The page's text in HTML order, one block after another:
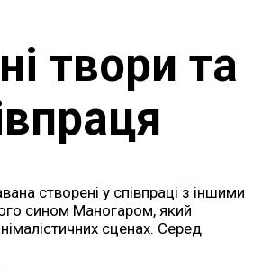
твори та
створені у співпраці з іншими
сином Маногаром, який
сценах. Серед